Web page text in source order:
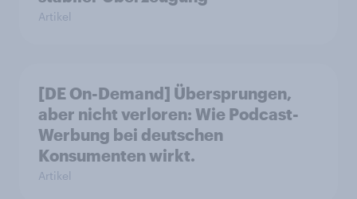
Artikel
[DE On-Demand] Übersprungen,
aber nicht verloren: Wie Podcast-
Werbung bei deutschen
Konsumenten wirkt.
Artikel